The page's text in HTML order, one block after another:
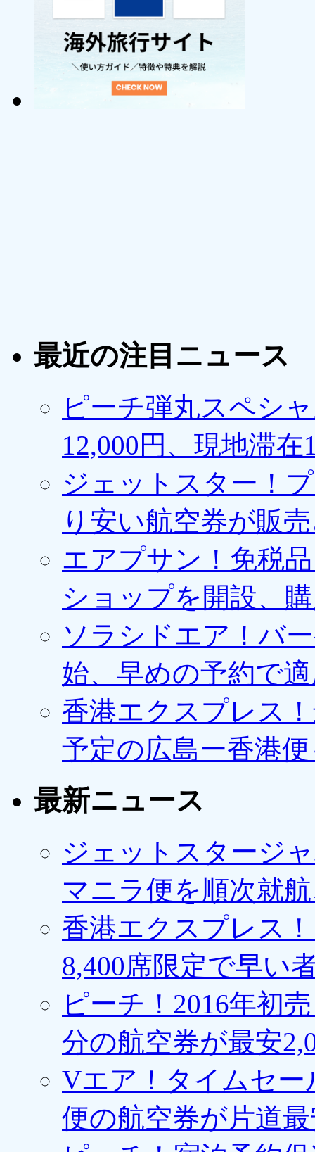
最近の注目ニュース
ピーチ弾丸スペシ
12,000円、現地滞
ジェットスター！
り安い航空券が販
エアプサン！免税
ショップを開設、
ソラシドエア！バ
始、早めの予約で
香港エクスプレス
予定の広島ー香港
最新ニュース
ジェットスタージ
マニラ便を順次就
香港エクスプレス
8,400席限定で早い
ピーチ！2016年初
分の航空券が最安
Vエア！タイムセー
便の航空券が片道最